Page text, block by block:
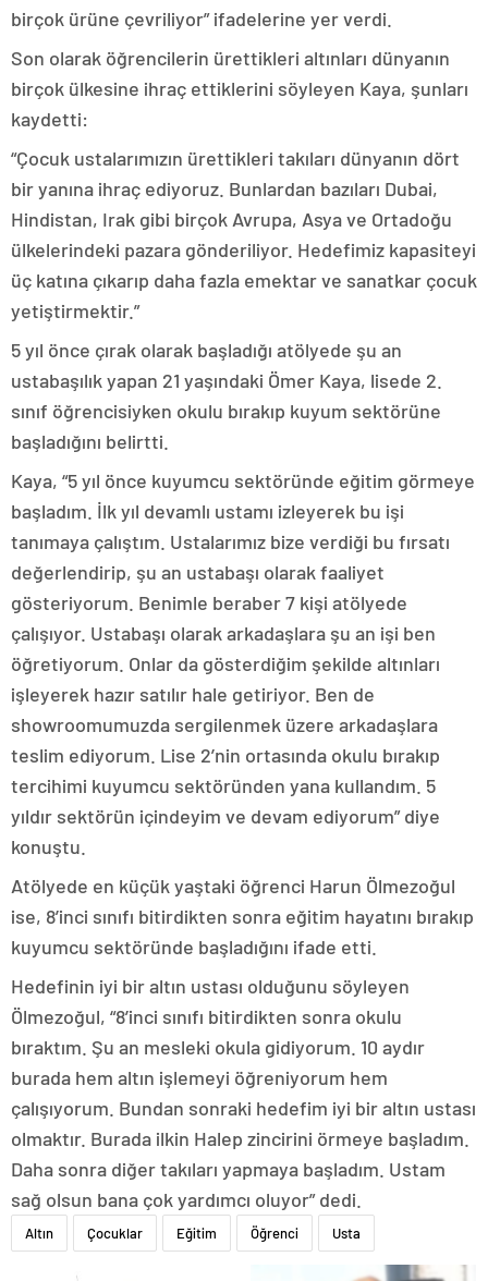
birçok ürüne çevriliyor” ifadelerine yer verdi.
Son olarak öğrencilerin ürettikleri altınları dünyanın
birçok ülkesine ihraç ettiklerini söyleyen Kaya, şunları
kaydetti:
“Çocuk ustalarımızın ürettikleri takıları dünyanın dört
bir yanına ihraç ediyoruz. Bunlardan bazıları Dubai,
Hindistan, Irak gibi birçok Avrupa, Asya ve Ortadoğu
ülkelerindeki pazara gönderiliyor. Hedefimiz kapasiteyi
üç katına çıkarıp daha fazla emektar ve sanatkar çocuk
yetiştirmektir.”
5 yıl önce çırak olarak başladığı atölyede şu an
ustabaşılık yapan 21 yaşındaki Ömer Kaya, lisede 2.
sınıf öğrencisiyken okulu bırakıp kuyum sektörüne
başladığını belirtti.
Kaya, “5 yıl önce kuyumcu sektöründe eğitim görmeye
başladım. İlk yıl devamlı ustamı izleyerek bu işi
tanımaya çalıştım. Ustalarımız bize verdiği bu fırsatı
değerlendirip, şu an ustabaşı olarak faaliyet
gösteriyorum. Benimle beraber 7 kişi atölyede
çalışıyor. Ustabaşı olarak arkadaşlara şu an işi ben
öğretiyorum. Onlar da gösterdiğim şekilde altınları
işleyerek hazır satılır hale getiriyor. Ben de
showroomumuzda sergilenmek üzere arkadaşlara
teslim ediyorum. Lise 2’nin ortasında okulu bırakıp
tercihimi kuyumcu sektöründen yana kullandım. 5
yıldır sektörün içindeyim ve devam ediyorum” diye
konuştu.
Atölyede en küçük yaştaki öğrenci Harun Ölmezoğul
ise, 8’inci sınıfı bitirdikten sonra eğitim hayatını bırakıp
kuyumcu sektöründe başladığını ifade etti.
Hedefinin iyi bir altın ustası olduğunu söyleyen
Ölmezoğul, “8’inci sınıfı bitirdikten sonra okulu
bıraktım. Şu an mesleki okula gidiyorum. 10 aydır
burada hem altın işlemeyi öğreniyorum hem
çalışıyorum. Bundan sonraki hedefim iyi bir altın ustası
olmaktır. Burada ilkin Halep zincirini örmeye başladım.
Daha sonra diğer takıları yapmaya başladım. Ustam
sağ olsun bana çok yardımcı oluyor” dedi.
Altın Çocuklar Eğitim Öğrenci Usta